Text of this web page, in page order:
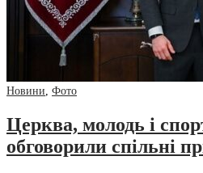
Новини, Фото
Церква, молодь і
обговорили спільні